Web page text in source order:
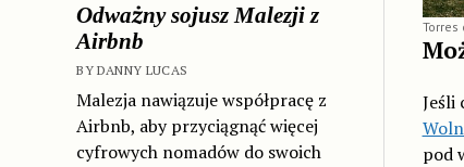
Odważny sojusz Malezji z
Airbnb
BY DANNY LUCAS
Malezja nawiązuje współpracę z
Airbnb, aby przyciągnąć więcej
cyfrowych nomadów do swoich
Torres
Jeśli
pod